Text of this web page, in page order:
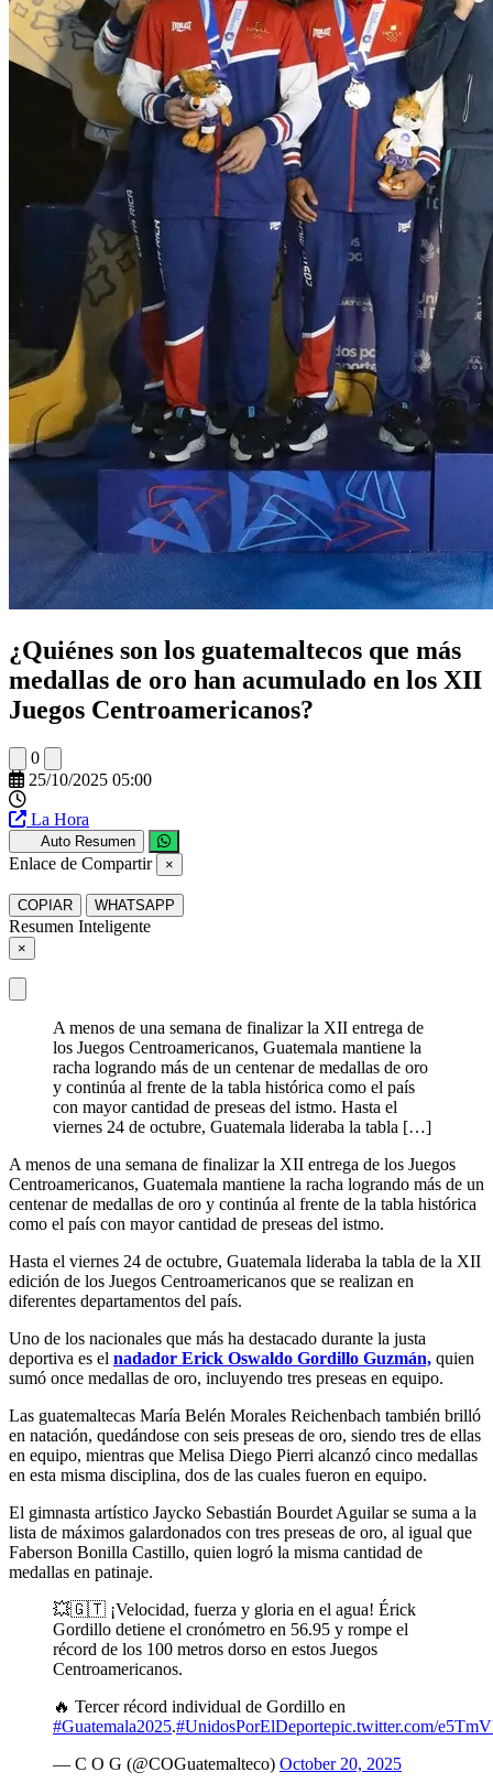
¿Quiénes son los guatemaltecos que más
medallas de oro han acumulado en los XII
Juegos Centroamericanos?
0
25/10/2025 05:00
La Hora
Auto Resumen
Enlace de Compartir ×
COPIAR WHATSAPP
Resumen Inteligente
×
A menos de una semana de finalizar la XII entrega de
los Juegos Centroamericanos, Guatemala mantiene la
racha logrando más de un centenar de medallas de oro
y continúa al frente de la tabla histórica como el país
con mayor cantidad de preseas del istmo. Hasta el
viernes 24 de octubre, Guatemala lideraba la tabla […]
A menos de una semana de finalizar la XII entrega de los Juegos
Centroamericanos, Guatemala mantiene la racha logrando más de un
centenar de medallas de oro y continúa al frente de la tabla histórica
como el país con mayor cantidad de preseas del istmo.
Hasta el viernes 24 de octubre, Guatemala lideraba la tabla de la XII
edición de los Juegos Centroamericanos que se realizan en
diferentes departamentos del país.
Uno de los nacionales que más ha destacado durante la justa
deportiva es el nadador Erick Oswaldo Gordillo Guzmán, quien
sumó once medallas de oro, incluyendo tres preseas en equipo.
Las guatemaltecas María Belén Morales Reichenbach también brilló
en natación, quedándose con seis preseas de oro, siendo tres de ellas
en equipo, mientras que Melisa Diego Pierri alcanzó cinco medallas
en esta misma disciplina, dos de las cuales fueron en equipo.
El gimnasta artístico Jaycko Sebastián Bourdet Aguilar se suma a la
lista de máximos galardonados con tres preseas de oro, al igual que
Faberson Bonilla Castillo, quien logró la misma cantidad de
medallas en patinaje.
💥🇬🇹 ¡Velocidad, fuerza y gloria en el agua! Érick
Gordillo detiene el cronómetro en 56.95 y rompe el
récord de los 100 metros dorso en estos Juegos
Centroamericanos.
🔥 Tercer récord individual de Gordillo en
#Guatemala2025.#UnidosPorElDeportepic.twitter.com/
— C O G (@COGuatemalteco) October 20, 2025